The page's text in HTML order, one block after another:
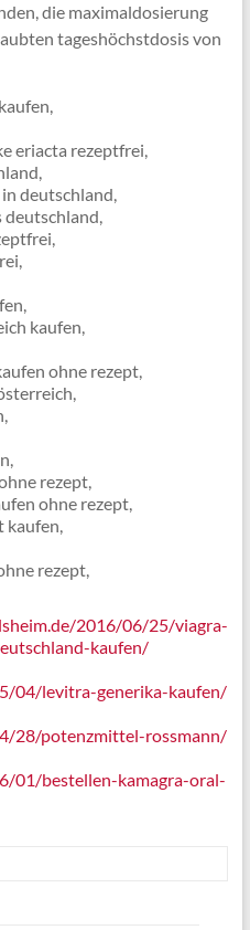
die maximaldosierung
tageshöchstdosis von
eriacta rezeptfrei,
deutschland,
deutschland,
kaufen,
ohne rezept,
rezept,
ohne rezept,
kaufen,
rezept,
2016/06/25/viagra-
kaufen/
04/levitra-generika-kaufen/
28/potenzmittel-rossmann/
01/bestellen-kamagra-oral-